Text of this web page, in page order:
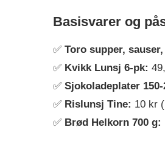
Basisvarer og
✅ Toro supper,
✅ Kvikk Lunsj 6-pk:
✅ Sjokoladeplater
✅ Rislunsj Tine: 10 kr
✅ Brød Helkorn 700 g: